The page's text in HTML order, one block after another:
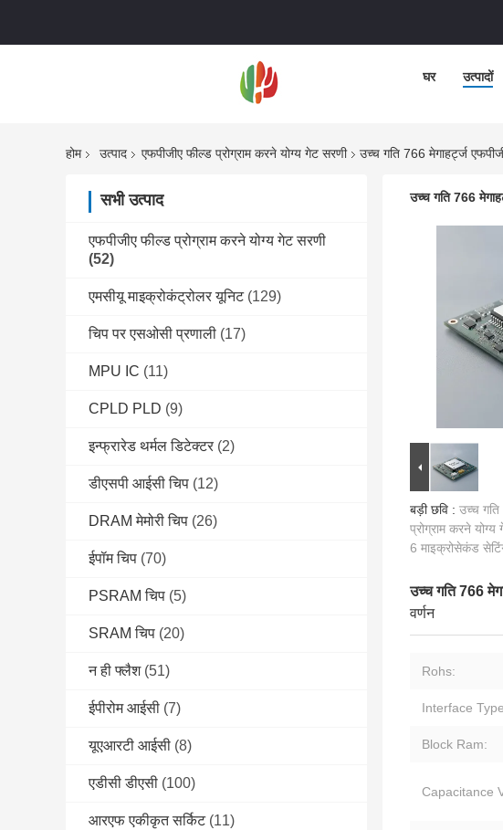
घर उत्पादों
होम उत्पाद एफपीजीए फील्ड प्रोग्राम करने योग्य गेट सरणी उच्च गति 766 मेगाहर्ट्ज
सभी उत्पाद
एफपीजीए फील्ड प्रोग्राम करने योग्य गेट सरणी
(52)
एमसीयू माइक्रोकंट्रोलर यूनिट (129)
चिप पर एसओसी प्रणाली (17)
MPU IC (11)
CPLD PLD (9)
इन्फ्रारेड थर्मल डिटेक्टर (2)
डीएसपी आईसी चिप (12)
DRAM मेमोरी चिप (26)
ईपॉम चिप (70)
PSRAM चिप (5)
SRAM चिप (20)
न ही फ्लैश (51)
ईपीरोम आईसी (7)
यूएआरटी आईसी (8)
एडीसी डीएसी (100)
आरएफ एकीकृत सर्किट (11)
उच्च गति 766
बड़ी छवि : उच्च गति
प्रोग्राम करने
6 माइक्रोसेकंड
उच्च गति 766
वर्णन
Rohs:
Interface
Block Ram:
Capacitance